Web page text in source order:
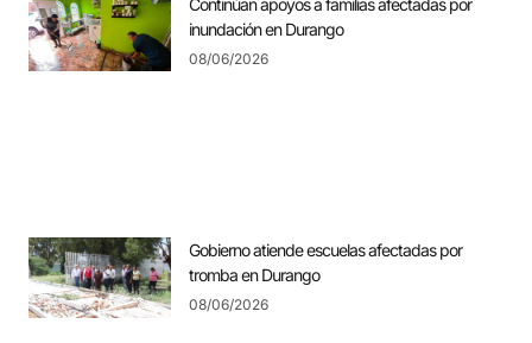
inundación en Durango
08/06/2026
Gobierno atiende escuelas afectadas por
tromba en Durango
08/06/2026